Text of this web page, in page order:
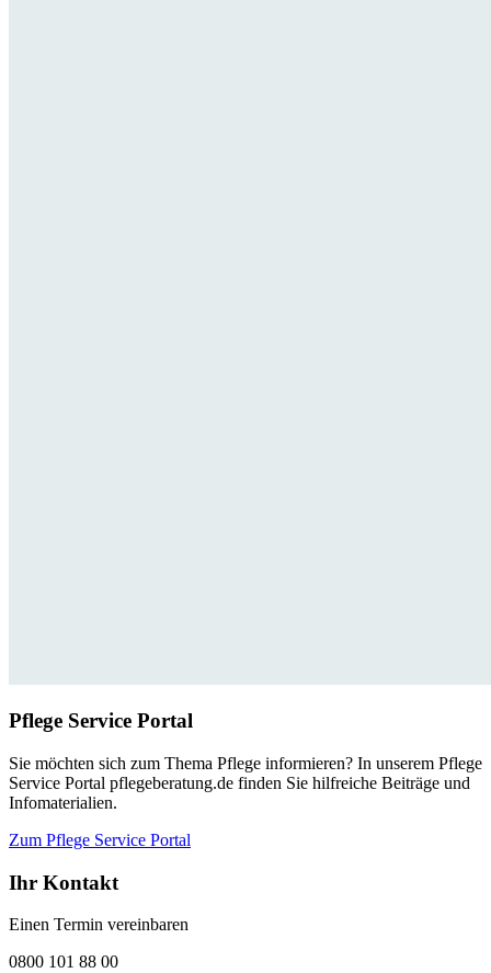
Pflege Service Portal
Sie möchten sich zum Thema Pflege informieren? In unserem Pflege
Service Portal pflegeberatung.de finden Sie hilfreiche Beiträge und
Infomaterialien.
Zum Pflege Service Portal
Ihr Kontakt
Einen Termin vereinbaren
0800 101 88 00